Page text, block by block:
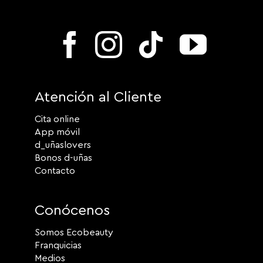
Atención al Cliente
Cita online
App móvil
d_uñaslovers
Bonos d-uñas
Contacto
Conócenos
Somos Ecobeauty
Franquicias
Medios